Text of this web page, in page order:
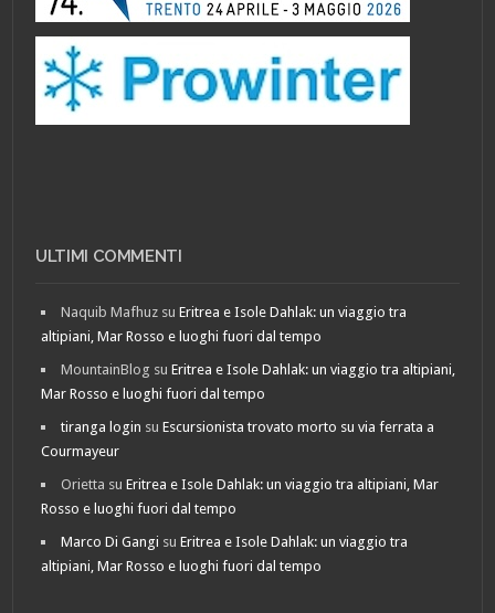
ULTIMI COMMENTI
Naquib Mafhuz suEritrea e Isole Dahlak: un viaggio tra
altipiani, Mar Rosso e luoghi fuori dal tempo
MountainBlog suEritrea e Isole Dahlak: un viaggio tra altipiani,
Mar Rosso e luoghi fuori dal tempo
tiranga login suEscursionista trovato morto su via ferrata a
Courmayeur
Orietta suEritrea e Isole Dahlak: un viaggio tra altipiani, Mar
Rosso e luoghi fuori dal tempo
Marco Di Gangi suEritrea e Isole Dahlak: un viaggio tra
altipiani, Mar Rosso e luoghi fuori dal tempo